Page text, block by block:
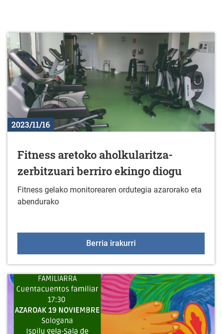
2023/11/16
Fitness aretoko aholkularitza-
zerbitzuari berriro ekingo diogu
Fitness gelako monitorearen ordutegia azarorako eta
abendurako
Berria irakurri